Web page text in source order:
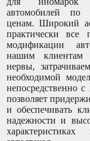
автомобилей
ценам. Широкий
практически все
модификации
нашим клиентам
нервы,
необходимой
непосредственно
позволяет
и обеспечивать
надежности и